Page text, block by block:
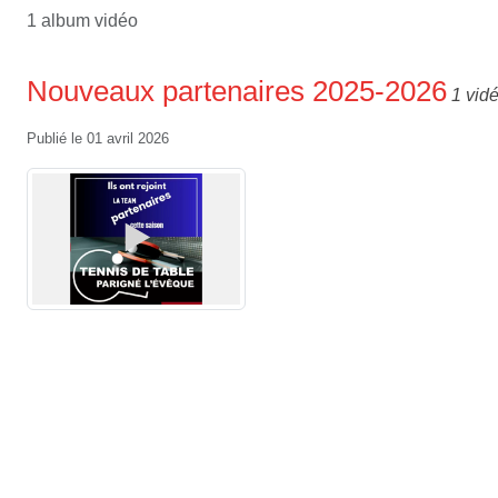
1 album vidéo
Nouveaux partenaires 2025-2026 1
Publié le 01 avril 2026